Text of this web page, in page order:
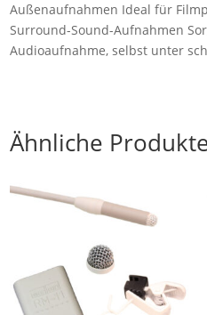
Außenaufnahmen Ideal für
Surround-Sound-Aufnahmen
Audioaufnahme, selbst unter
Ähnliche